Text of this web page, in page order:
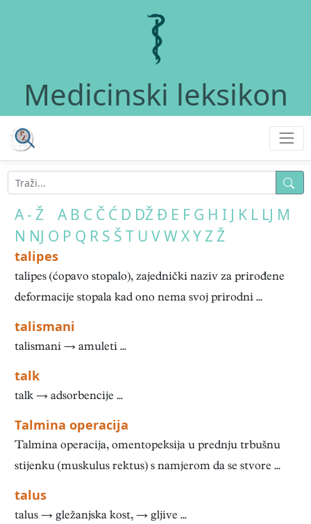
Medicinski leksikon
A - Ž A B C Č Ć D DŽĐ E F G H I J K L LJ M
N NJ O P Q R S Š T U VW XYZŽ
talipes
talipes (ćopavo stopalo), zajednički naziv za prirođene
deformacije stopala kad ono nema svoj prirodni ...
talismani
talismani → amuleti ...
talk
talk → adsorbencije ...
Talmina operacija
Talmina operacija, omentopeksija u prednju trbušnu
stijenku (muskulus rektus) s namjerom da se stvore ...
talus
talus → gležanjska kost, → gljive ...